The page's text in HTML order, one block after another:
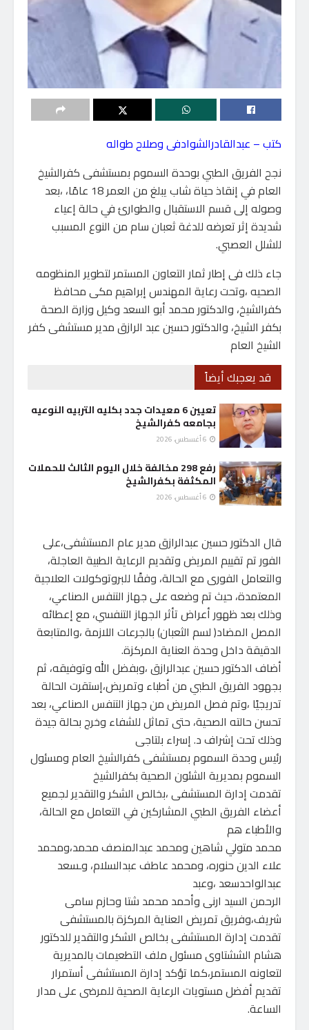
كتب – عبدالقادرالشوادفى وصلاح طواله
نجح الفريق الطبي بوحدة السموم بمستشفى كفرالشيخ
العام في إنقاذ حياة شاب يبلغ من العمر 18 عامًا، ،بعد
وصوله إلى قسم الاستقبال والطوارئ في حالة إعياء
شديدة إثر تعرضه للدغة ثعبان سام من النوع المسبب
للشلل العصبي.
جاء ذلك فى إطار ثمار التعاون المستمر لتطوير المنظومه
الصحيه ،وتحت رعاية المهندس إبراهيم مكى محافظ
كفرالشيخ، والدكتور محمد أبو السعد وكيل وزارة الصحة
بكفر الشيخ، والدكتور حسين عبد الرازق مدير مستشفى كفر
الشيخ العام
قد يعجبك أيضاً
تعيين 6 معيدات جدد بكليه التربيه النوعيه
بجامعه كفرالشيخ
رفع 298 مخالفة خلال اليوم الثالث للحملات
المكثفة بكفرالشيخ
قال الدكتور حسين عبدالرازق مدير عام المستشفى،على
الفور تم تقييم المريض وتقديم الرعاية الطبية العاجلة،
والتعامل الفورى مع الحالة، وفقًا للبروتوكولات العلاجية
المعتمدة، حيث تم وضعه على جهاز التنفس الصناعي،
وذلك بعد ظهور أعراض تأثر الجهاز التنفسي، مع إعطائه
المصل المضاد( لسم الثعبان) بالجرعات اللازمة ،والمتابعة
الدقيقة داخل وحدة العناية المركزة.
أضاف الدكتور حسين عبدالرازق ،وبفضل الله وتوفيقه، ثم
بجهود الفريق الطبي من أطباء وتمريض،إستقرت الحالة
تدريجيًا ،وتم فصل المريض من جهاز التنفس الصناعي، بعد
تحسن حالته الصحية، حتى تماثل للشفاء وخرج بحالة جيدة
وذلك تحت إشراف د. إسراء بلتاجى
رئيس وحدة السموم بمستشفى كفرالشيخ العام ومسئول
السموم بمديرية الشئون الصحية بكفرالشيخ
تقدمت إدارة المستشفى ،بخالص الشكر والتقدير لجميع
أعضاء الفريق الطبي المشاركين في التعامل مع الحالة،
والأطباء هم
محمد متولي شاهين ومحمد عبدالمنصف محمد،ومحمد
علاء الدين حنوره، ومحمد عاطف عبدالسلام، وـسعد
عبدالواحدسعد ،وعبد
الرحمن السيد ارنى وأحمد محمد شتا وحازم سامى
شريف،وفريق تمريض العناية المركزة بالمستشفى
تقدمت إدارة المستشفى بخالص الشكر والتقدير للدكتور
هشام الششتاوى مسئول ملف التطعيمات بالمديرية
لتعاونه المستمر،كما تؤكد إدارة المستشفى أستمرار
تقديم أفضل مستويات الرعاية الصحية للمرضى على مدار
الساعة.